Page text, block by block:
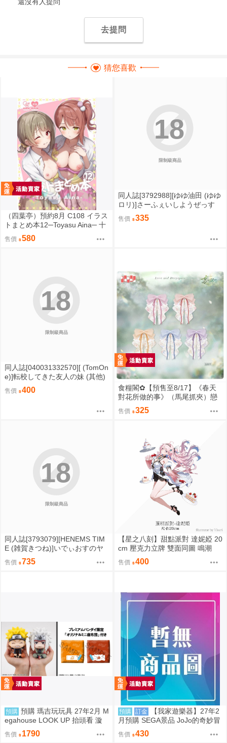
去提問
猜您喜歡
（四葉亭）預約8月 C108 イラス
トまとめ本12─Toyasu Aina─ 十
安愛七
售價 580
限制級商品
18
同人誌[3792988][ゆゆ油田 (ゆゆ
ロリ)]さーふぇいしようぜっす
(機戰少女Alice)
售價 335
限制級商品
18
同人誌[040031332570][ (TomOn
e)]転校してきた友人の妹 (其他)
霧島姫子 海童一輝 二階堂春希
售價 400
食糧閣✿【預售至8/17】《春天
對花所做的事》（馬尾抓夾）戀
與深空／沈星回／祁煜／黎深／
秦徹／夏以晝／疊紙
售價 325
限制級商品
18
同人誌[3793079][HENEMS TIM
E (雑賀きつね)]いでぃおすのヤ
リ部屋 (彩虹社)
售價 735
【星之八刻】甜點派對 達妮婭 20
cm 壓克力立牌 雙面同圖 鳴潮
【FF47場前預購】{宅即門}
售價 400
預購 預購 瑪吉玩玩具 27年2月 M
egahouse LOOK UP 抬頭看 漩
渦鳴人 自來也 0813
售價 1790
預購 訂金
【我家遊樂器】27年2
月預購 SEGA景品 JoJo的奇妙冒
險 石之海 XrossLinkMAX 空條徐
倫
售價 430